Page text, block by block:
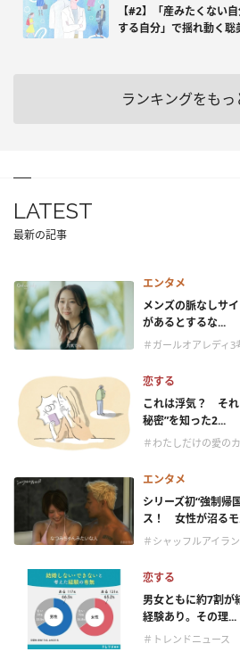
【#2】「産みたくない
する自分」で揺れ動く聡
ランキングをもっ
LATEST
最新の記事
エンタメ
メンズの脈なしサ
があるとするな...
＃ガールオアレディ3
恋する
これは浮気？ そ
秘密”を知った2...
＃わたしだけの愛の
エンタメ
シリーズ初“強制帰
ス！ 女性が沼る
＃シャッフルアイラ
恋する
男女ともに約7割が
経験あり。その理...
＃トレンドニュース